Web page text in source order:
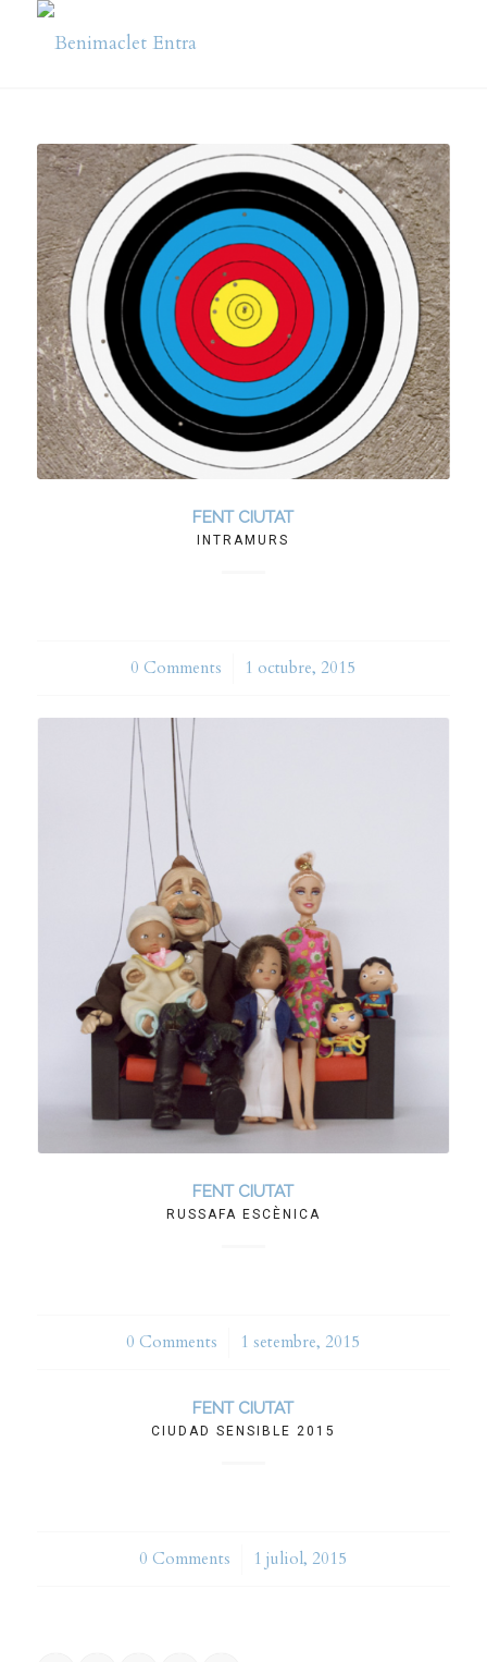
FENT CIUTAT
INTRAMURS
0 Comments
/ 1 octubre, 2015
FENT CIUTAT
RUSSAFA ESCÈNICA
0 Comments
/ 1 setembre, 2015
FENT CIUTAT
CIUDAD SENSIBLE 2015
0 Comments
/ 1 juliol, 2015